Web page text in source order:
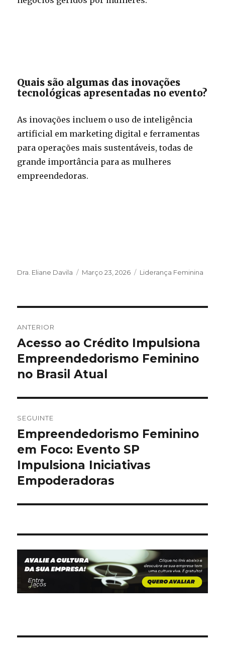
Quais são algumas das inovações
tecnológicas apresentadas no evento?
As inovações incluem o uso de inteligência
artificial em marketing digital e ferramentas
para operações mais sustentáveis, todas de
grande importância para as mulheres
empreendedoras.
Autor
Dra. Eliane Davila
Publicado
Março 23, 2026 Categorias
Liderança Feminina
de
artigos
ANTERIOR
Artigo
anterior:
Acesso ao Crédito Impulsiona
Empreendedorismo Feminino
no Brasil Atual
SEGUINTE
Artigo
seguinte:
Empreendedorismo Feminino
em Foco: Evento SP
Impulsiona Iniciativas
Empoderadoras